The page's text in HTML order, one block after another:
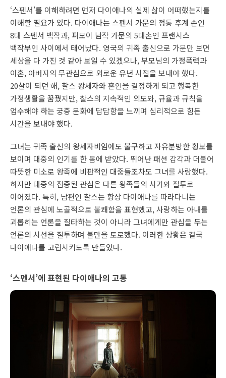
‘스펜서’를 이해하려면 먼저 다이애나의 실제 삶이 어떠했는지를
이해할 필요가 있다. 다이애나는 스펜서 가문의 정통 후계 손인
8대 스펜서 백작과, 퍼모이 남작 가문의 5대손인 프랜시스
백작부인 사이에서 태어났다. 영국의 귀족 출신으로 가문만 보면
세상을 다 가진 것 같아 보일 수 있겠으나, 부모님의 가정폭력과
이혼, 아버지의 무관심으로 외로운 유년 시절을 보내야 했다.
20살이 되던 해, 찰스 왕세자와 혼인을 결정하게 되고 행복한
가정생활을 꿈꿨지만, 찰스의 지속적인 외도와, 규율과 규칙을
엄수해야 하는 궁중 문화에 답답함을 느끼며 심리적으로 힘든
시간을 보내야 했다.
그녀는 귀족 출신의 왕세자비임에도 불구하고 자유분방한 횡보를
보이며 대중의 인기를 한 몸에 받았다. 뛰어난 패션 감각과 더불어
따뜻한 미소로 왕족에 비판적인 대중들조차도 그녀를 사랑했다.
하지만 대중의 집중된 관심은 다른 왕족들의 시기와 질투로
이어졌다. 특히, 남편인 찰스는 항상 다이애나를 따라다니는
언론의 관심에 노골적으로 불쾌함을 표현했고, 사랑하는 아내를
괴롭히는 언론을 질타하는 것이 아니라 그녀에게만 관심을 두는
언론의 시선을 질투하며 불만을 토로했다. 이러한 상황은 결국
다이애나를 고립시키도록 만들었다.
‘스펜서’에 표현된 다이애나의 고통